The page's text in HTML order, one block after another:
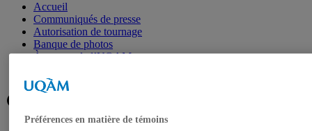
Accueil
Communiqués de presse
Autorisation de tournage
Banque de photos
À propos de l’UQAM
Facebook
Préférences en matière de témoins